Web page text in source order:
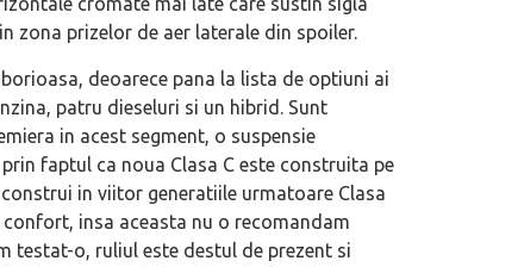
zona prizelor de aer laterale din spoiler.
deoarece pana la lista de optiuni ai
patru dieseluri si un hibrid. Sunt
in acest segment, o suspensie
faptul ca noua Clasa C este construita pe
in viitor generatiile urmatoare Clasa
confort, insa aceasta nu o recomandam
testat-o, ruliul este destul de prezent si